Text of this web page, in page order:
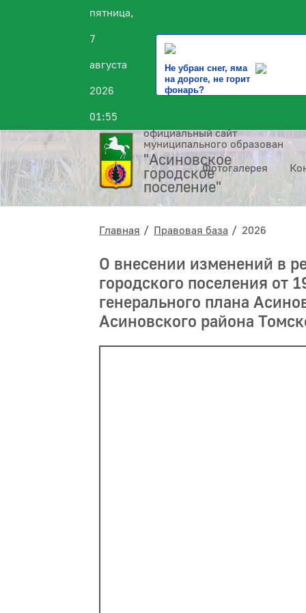
пятница,
7
августа
2026
01:55
Не убран снег, яма
на дороге, не горит
фонарь?
официальный сайт
муниципального образования
"Асиновское
городское
поселение"
Фотогалерея
Главная Правовая база 2026
О внесении изменений в
городского поселения
генерального плана
Асиновского района